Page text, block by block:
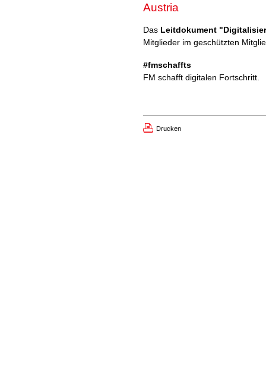
Austria
Das Leitdokument
Mitglieder im geschützten
#fmschaffts
FM schafft digitalen Fortschritt.
Drucken